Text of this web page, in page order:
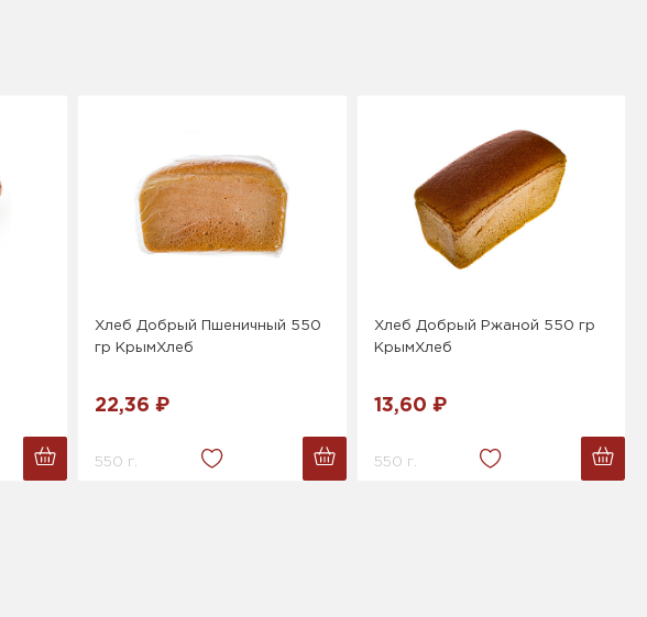
Хлеб Добрый Пшеничный 550
гр КрымХлеб
22,36 ₽
550 г.
Хлеб Добрый Ржаной 550 гр
КрымХлеб
13,60 ₽
550 г.